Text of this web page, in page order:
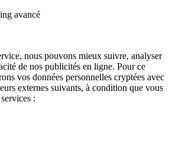
avancé
nous pouvons mieux suivre, analyser
de nos publicités en ligne. Pour ce
vos données personnelles cryptées avec
externes suivants, à condition que vous
: